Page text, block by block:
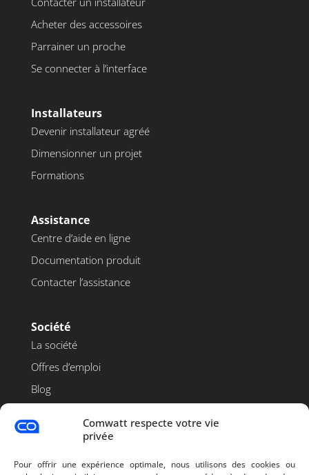
Comwatt respecte votre vie
privée
Pour offrir une expérience optimale, nous utilisons des cookies ou
Acheter des accessoires
Parrainer un proche
Se connecter à l’interface
Installateurs
Devenir installateur agréé
Dimensionner un projet
Formations
Assistance
Centre d’aide en ligne
Documentation produit
Contacter l’assistance
Société
La société
Offres d’emploi
Blog